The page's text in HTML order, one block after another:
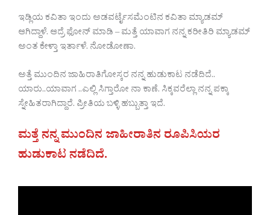
ಇಡ್ಲಿಯ ಕವಿತಾ ಇಂದು ಅಡವರ್ಟೈಸಮೆಂಟಿನ ಕವಿತಾ ಮ್ಯಾಡಮ್
ಆಗಿದ್ದಾಳೆ. ಆದ್ರೆ ಫೋನ್ ಮಾಡಿ – ಮತ್ತೆ ಯಾವಾಗ ನನ್ನ ಕರೀತಿರಿ ಮ್ಯಾಡಮ್
ಅಂತ ಕೇಳ್ತಾ ಇರ್ತಾಳೆ. ನೋಡೋಣಾ.
ಅತ್ತೆ ಮುಂದಿನ ಜಾಹಿರಾತಿಗೋಸ್ಕರ ನನ್ನ ಹುಡುಕಾಟ ನಡೆದಿದೆ..
ಯಾರು..ಯಾವಾಗ ..ಎಲ್ಲಿ ಸಿಗ್ತಾರೋ ನಾ ಕಾಣೆ. ಸಿಕ್ಕವರೆಲ್ಲಾ ನನ್ನ ಪಕ್ಕಾ
ಸ್ನೇಹಿತರಾಗಿದ್ದಾರೆ. ಪ್ರೀತಿಯ ಬಳ್ಳಿ ಹಬ್ಬುತ್ತಾ ಇದೆ.
ಮತ್ತೆ ನನ್ನ ಮುಂದಿನ ಜಾಹೀರಾತಿನ ರೂಪಿಸಿಯರ
ಹುಡುಕಾಟ ನಡೆದಿದೆ.